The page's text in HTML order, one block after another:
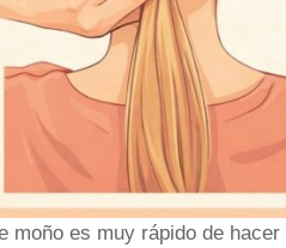
moño es muy rápido de